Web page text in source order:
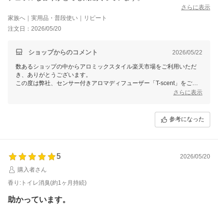
さらに表示
家族へ｜実用品・普段使い｜リピート
注文日：2026/05/20
ショップからのコメント 2026/05/22
数あるショップの中からアロミックスタイル楽天市場をご利用いただ
き、ありがとうございます。
この度は弊社、センサー付きアロマディフューザー「T-scent」をご使
用いただき、さらにご満足いただけたとのこと、大変嬉しく思います。
まいりますので、引き続きご愛用いただけましたら幸いです。
また何かございましたら、ぜひお気軽にお知らせください。
さらに表示
参考になった
5
2026/05/20
購入者さん
香り:トイレ消臭(約1ヶ月持続)
助かっています。